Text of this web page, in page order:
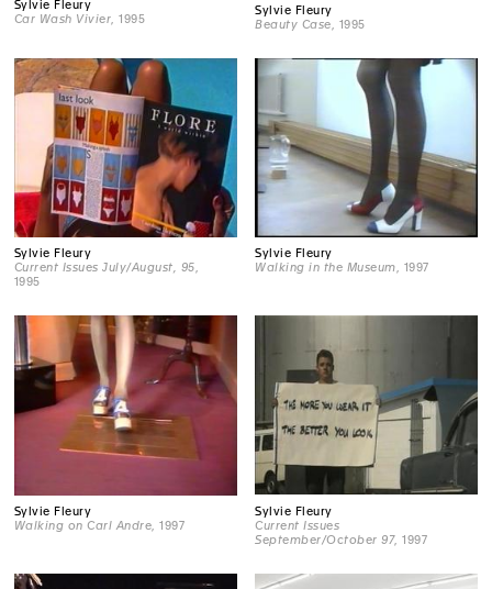
Sylvie Fleury
Car Wash Vivier , 1995
Sylvie Fleury
Beauty Case , 1995
Sylvie Fleury
Current Issues July/August, 95
1995
Sylvie Fleury
Walking in the Museum , 1997
Sylvie Fleury
Walking on Carl Andre , 1997
Sylvie Fleury
Current Issues
September/October 97, 1997